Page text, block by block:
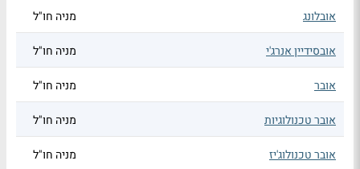
אובלונג מניה חו"ל
אובסידיין אנרג'י מניה חו"ל
אובר מניה חו"ל
אובר טכנולוגיות מניה חו"ל
אובר טכנולוג'יז מניה חו"ל